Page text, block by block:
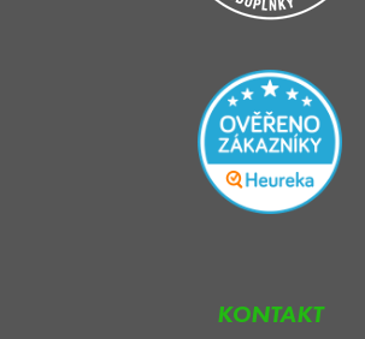
KONTAKT